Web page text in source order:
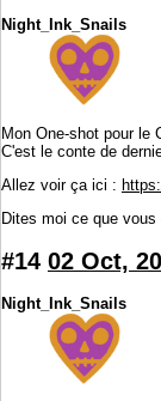
Night_Ink_Snails
Mon One-shot pour le
C'est le conte de
Allez voir ça ici :
Dites moi ce que vous
#14 02 Oct,
Night_Ink_Snails